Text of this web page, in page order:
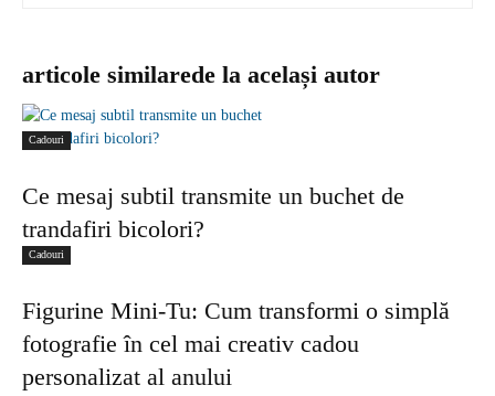
articole similarede la același autor
Cadouri
Ce mesaj subtil transmite un buchet de
trandafiri bicolori?
Cadouri
Figurine Mini-Tu: Cum transformi o simplă
fotografie în cel mai creativ cadou
personalizat al anului